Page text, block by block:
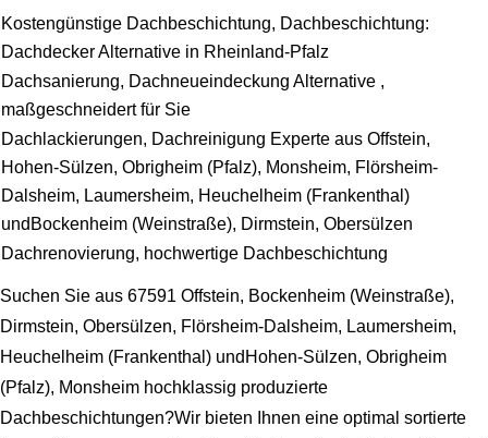
Kostengünstige Dachbeschichtung, Dachbeschichtung:
Dachdecker Alternative in Rheinland-Pfalz
Dachsanierung, Dachneueindeckung Alternative ,
maßgeschneidert für Sie
Dachlackierungen, Dachreinigung Experte aus Offstein,
Hohen-Sülzen, Obrigheim (Pfalz), Monsheim, Flörsheim-
Dalsheim, Laumersheim, Heuchelheim (Frankenthal)
undBockenheim (Weinstraße), Dirmstein, Obersülzen
Dachrenovierung, hochwertige Dachbeschichtung
Suchen Sie aus 67591 Offstein, Bockenheim (Weinstraße),
Dirmstein, Obersülzen, Flörsheim-Dalsheim, Laumersheim,
Heuchelheim (Frankenthal) undHohen-Sülzen, Obrigheim
(Pfalz), Monsheim hochklassig produzierte
Dachbeschichtungen?Wir bieten Ihnen eine optimal sortierte